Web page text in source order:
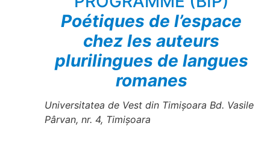
Poétiques de l’espace
chez les auteurs
plurilingues de langues
romanes
Universitatea de Vest din Timișoara Bd. Vasile
Pârvan, nr. 4, Timișoara